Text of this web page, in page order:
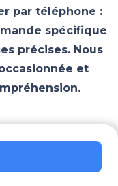
par téléphone :
spécifique
précises. Nous
et